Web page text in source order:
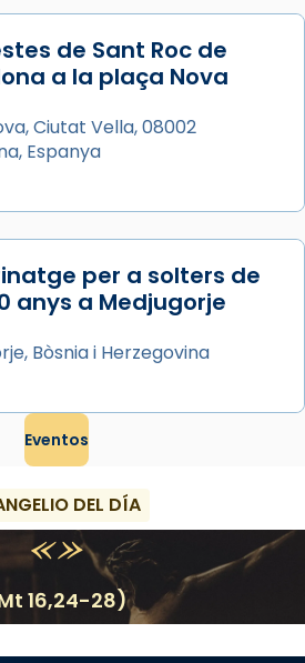
les relíq
de Sant Roc de
a la plaça Nova
Ciutat Vella, 08002
Espanya
per a solters de
anys a Medjugorje
Bòsnia i Herzegovina
Eventos
DEL DÍA
16,24-28)